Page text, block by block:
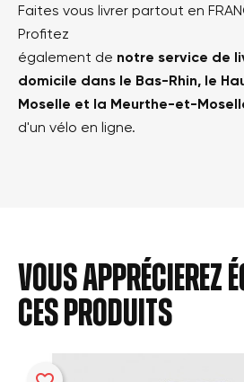
Faites vous livrer partout en
Profitez
également de notre service de
domicile dans le Bas-Rhin, le
Moselle et la Meurthe-et-
d'un vélo en ligne.
Vous apprécierez
ces produits